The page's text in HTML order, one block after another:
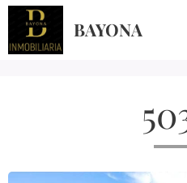
BAYONA